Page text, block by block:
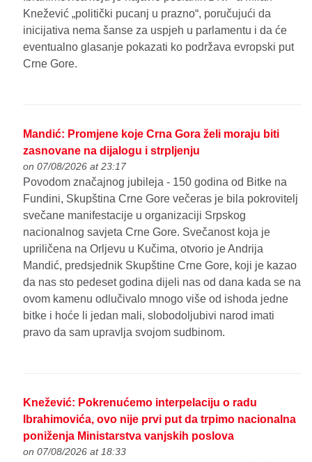
Knežević „politički pucanj u prazno“, poručujući da
inicijativa nema šanse za uspjeh u parlamentu i da će
eventualno glasanje pokazati ko podržava evropski put
Crne Gore.
Mandić: Promjene koje Crna Gora želi moraju biti
zasnovane na dijalogu i strpljenju
on 07/08/2026 at 23:17
Povodom značajnog jubileja - 150 godina od Bitke na
Fundini, Skupština Crne Gore večeras je bila pokrovitelj
svečane manifestacije u organizaciji Srpskog
nacionalnog savjeta Crne Gore. Svečanost koja je
upriličena na Orljevu u Kučima, otvorio je Andrija
Mandić, predsjednik Skupštine Crne Gore, koji je kazao
da nas sto pedeset godina dijeli nas od dana kada se na
ovom kamenu odlučivalo mnogo više od ishoda jedne
bitke i hoće li jedan mali, slobodoljubivi narod imati
pravo da sam upravlja svojom sudbinom.
Knežević: Pokrenućemo interpelaciju o radu
Ibrahimovića, ovo nije prvi put da trpimo nacionalna
poniženja Ministarstva vanjskih poslova
on 07/08/2026 at 18:33